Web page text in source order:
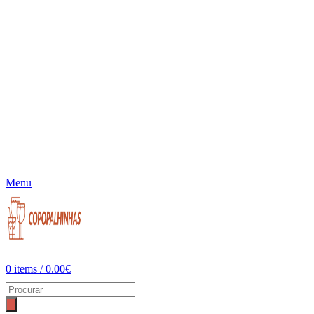
Menu
0 items / 0.00€